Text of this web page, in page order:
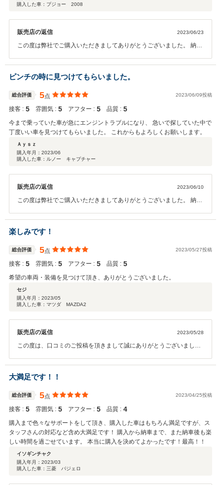
購入した車：プジョー 2008
販売店の返信 2023/06/23
この度は弊社でご購入いただきましてありがとうございました。 納車
ゃいますが、是非お車を 可愛がってあげてください。 どうぞよろしく
お願いいたします。
ピンチの時に見つけてもらいました。
総合評価 5点 2023/06/09投稿
接客 : 5 雰囲気 : 5 アフター : 5 品質 : 5
今まで乗っていた車が急にエンジントラブルになり、 急いで探していた中で
丁度いい車を見つけてもらいました。 これからもよろしくお願いします。
Ａｙｓｚ
購入年月： 2023/06
購入した車：ルノー キャプチャー
販売店の返信 2023/06/10
この度は弊社でご購入いただきましてありがとうございました。 納車
んと整備・対応をさせて頂きます。 是非お車を 可愛がってあげてくだ
さい。どうぞよろしくお願いいたします。
楽しみです！
総合評価 5点 2023/05/27投稿
接客 : 5 雰囲気 : 5 アフター : 5 品質 : 5
希望の車両・装備を見つけて頂き、ありがとうございました。
セジ
購入年月： 2023/05
購入した車：マツダ MAZDA2
販売店の返信 2023/05/28
この度は、口コミのご投稿を頂きまして誠にありがとうございまし
心から嬉しく思っております。 これからもアフターサポートも精一杯
対応をさせて頂きます。 今後とも末永く、よろしくお願い致します。
大満足です！！
総合評価 5点 2023/04/25投稿
接客 : 5 雰囲気 : 5 アフター : 5 品質 : 4
購入まで色々なサポートをして頂き、購入した車はもちろん満足ですが、ス
タッフさんの対応など含め大満足です！ 購入から納車まで、また納車後も楽
しい時間を過ごせています。 本当に購入を決めてよかったです！最高！！
イソギンチャク
購入年月： 2023/03
購入した車：三菱 パジェロ